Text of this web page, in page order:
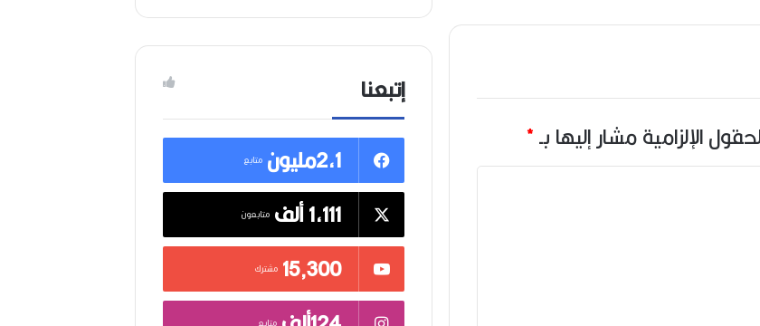
الإلزامية مشار إليها بـ*
إتبعنا
2,1مليون
متابع
1,111 ألف متابعون
15٬300 مشترك
متابع